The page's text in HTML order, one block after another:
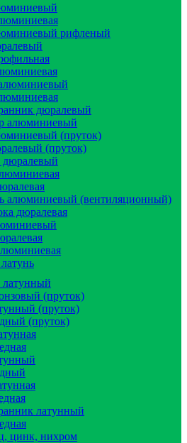
рифленый
дюралевый
алюминиевый
(пруток)
(пруток)
дюралевый
алюминиевый (вентиляционный)
дюралевая
латунный
(пруток)
(пруток)
(пруток)
латунный
цинк, нихром